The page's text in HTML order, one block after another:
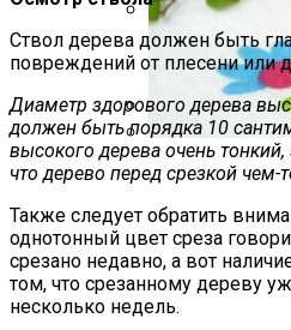
Какие
Любви И
17 Вещей,
Быть В
Пирожки С
Ствол дерева должен быть
повреждений от плесени или
Диаметр здорового дерева
должен быть порядка 10
высокого дерева очень
что дерево перед срезкой чем-
Также следует обратить
однотонный цвет среза
срезано недавно, а вот
том, что срезанному дереву
несколько недель.